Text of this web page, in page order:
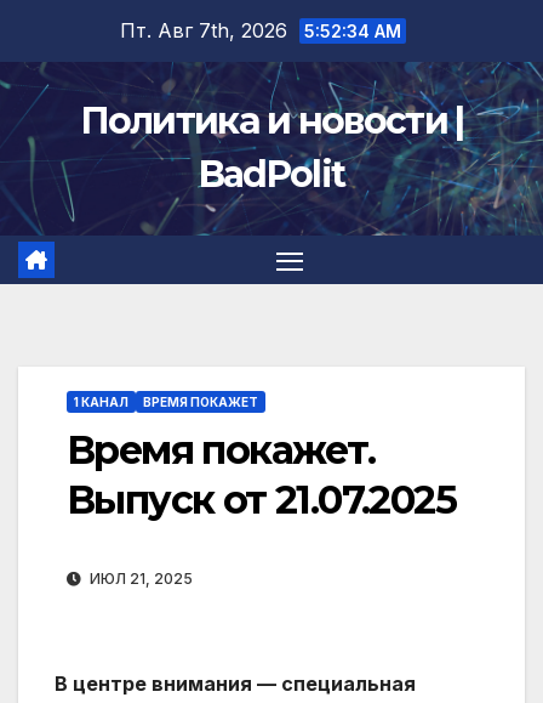
содержимому
Пт. Авг 7th, 2026 5:52:35 AM
Политика и новости |
BadPolit
1 КАНАЛ ВРЕМЯ ПОКАЖЕТ
Время покажет.
Выпуск от 21.07.2025
ИЮЛ 21, 2025
В центре внимания — специальная